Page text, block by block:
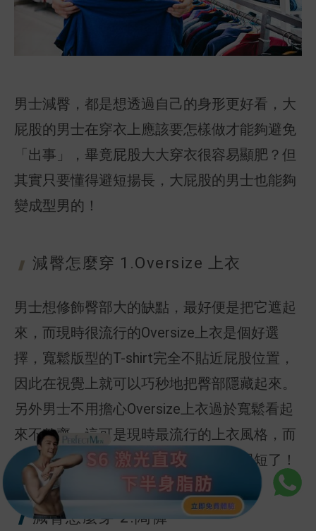
男士減臀，都是想透過自己的身形更好看，大
屁股的男士在穿衣上應該要怎樣做才能夠避免
「出事」，畢竟屁股大大穿衣很容易顯肥？但
其實只要懂得避短揚長，大屁股的男士也能夠
變成型男的！
減臀怎麼穿 1 .Oversize 上衣
男士想修飾臀部大的缺點，最好便是把它遮起
來，而現時很流行的Oversize上衣是個好選
擇，寬鬆版型的T-shirt完全不貼近屁股位置，
因此在視覺上就可以巧秒地把臀部隱藏起來。
另外男士不用擔心Oversize上衣過於寬鬆看起
來不整齊，這可是現時最流行的上衣風格，而
且只需要配上五分褲，就不會顯得腿很短了！
減臀怎麼穿 2 .闊褲